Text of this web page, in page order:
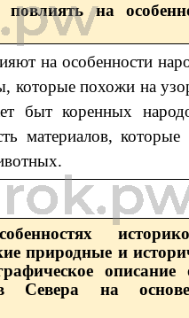
на
на особенности
которые похожи на
быт коренных
материалов,
природные и
Севера на